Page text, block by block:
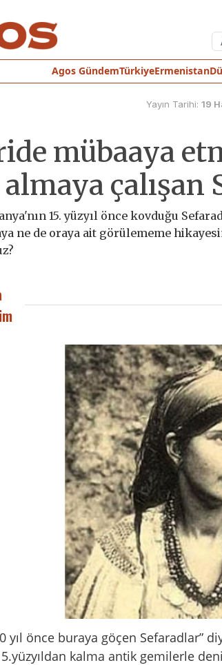
Agos GündemTürkiyeErmenistan
Yayın Tarihi: 19
mübaaya
almaya çalışan
15. yüzyıl önce kovduğu
ne de oraya ait görülememe
yıl önce buraya göçen Sefaradlar”
kalma antik gemilerle